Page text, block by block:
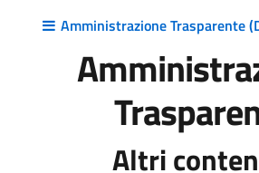
Amministrazione Trasparente
Altri